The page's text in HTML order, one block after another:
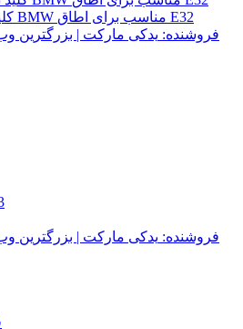
کلید تنظیم آیینه برقی بی ام و BMW مناسب برای اطاق E32
فروشنده: یدکی مارکت | بزرگترین
فروشنده: یدکی مارکت | بزرگترین